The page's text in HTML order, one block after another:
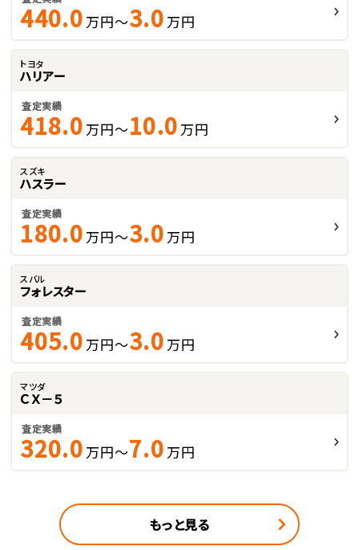
440.0 万円～3.0 万円
トヨタ
ハリアー
査定実績
418.0 万円～10.0 万円
スズキ
ハスラー
査定実績
180.0 万円～3.0 万円
スバル
フォレスター
査定実績
405.0 万円～3.0 万円
マツダ
ＣＸ－５
査定実績
320.0 万円～7.0 万円
もっと見る